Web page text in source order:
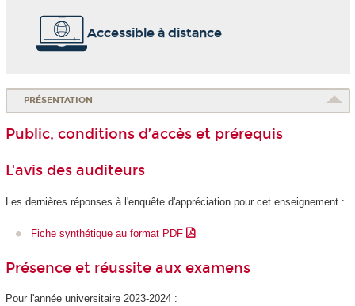
Accessible à distance
PRÉSENTATION
Public, conditions d’accès et prérequis
L'avis des auditeurs
Les dernières réponses à l'enquête d'appréciation pour cet enseignement :
Fiche synthétique au format PDF
Présence et réussite aux examens
Pour l'année universitaire 2023-2024 :